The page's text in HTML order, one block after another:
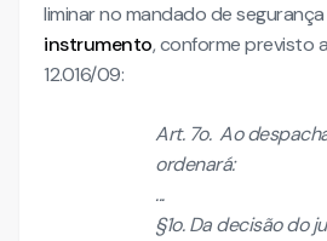
liminar no mandado de
instrumento, conforme previsto
12.016/09:
Art. 7o. Ao
ordenará:
...
§1o. Da decisão do